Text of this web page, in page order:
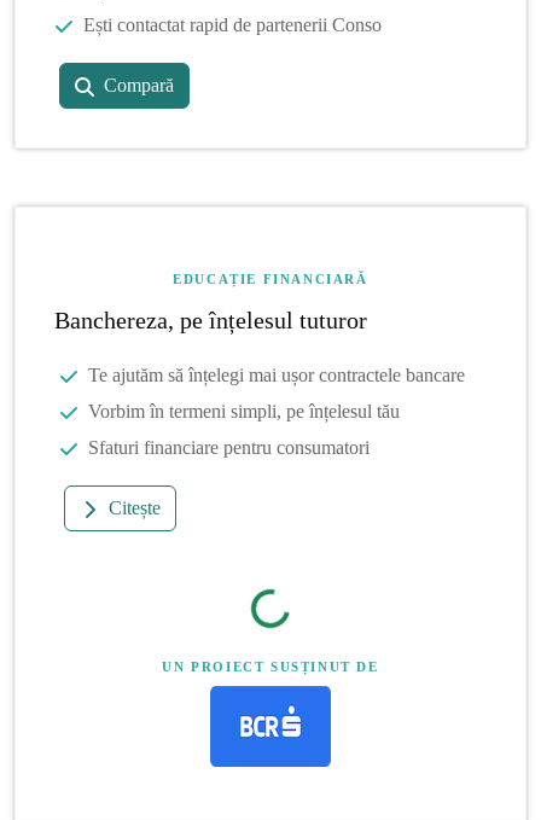
Ești contactat rapid de partenerii Conso
Compară
EDUCAȚIE FINANCIARĂ
Banchereza, pe înțelesul tuturor
Te ajutăm să înțelegi mai ușor contractele bancare
Vorbim în termeni simpli, pe înțelesul tău
Sfaturi financiare pentru consumatori
Citește
UN PROIECT SUSȚINUT DE